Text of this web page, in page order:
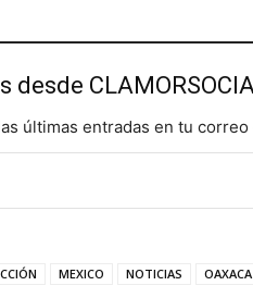
desde
últimas entradas en tu
MEXICO NOTICIAS OAXACA